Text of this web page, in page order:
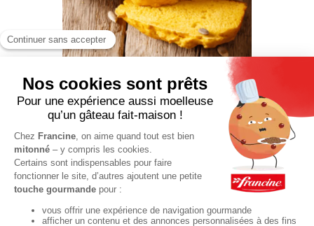
Cake
moelleux à
la citrouille
55 min